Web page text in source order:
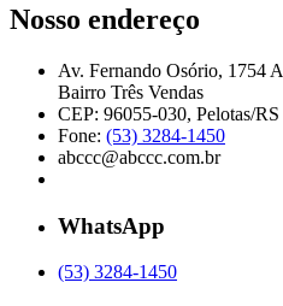
Nosso endereço
Av. Fernando Osório, 1754 A
Bairro Três Vendas
CEP: 96055-030, Pelotas/RS
Fone: (53) 3284-1450
abccc@abccc.com.br
WhatsApp
(53) 3284-1450